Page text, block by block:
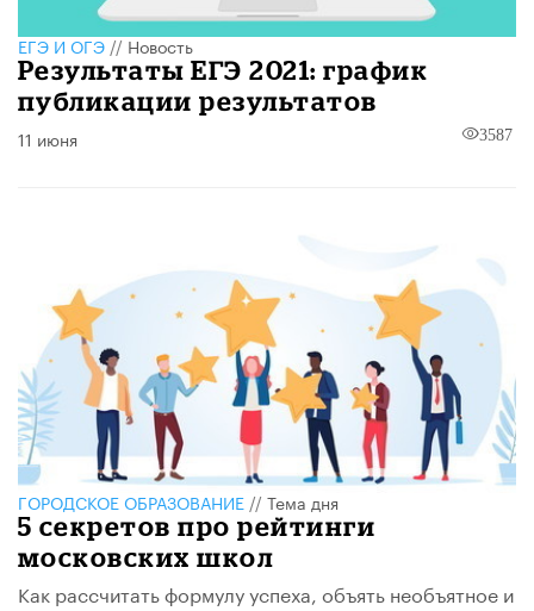
ЕГЭ И ОГЭ//Новость
Результаты ЕГЭ 2021: график
публикации результатов
11 июня 3587
ГОРОДСКОЕ ОБРАЗОВАНИЕ // Тема дня
5 секретов про рейтинги
московских школ
Как рассчитать формулу успеха, объять необъятное и